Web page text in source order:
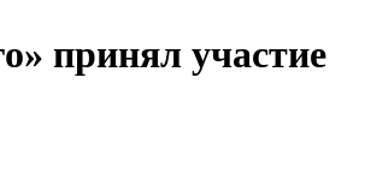
принял участие